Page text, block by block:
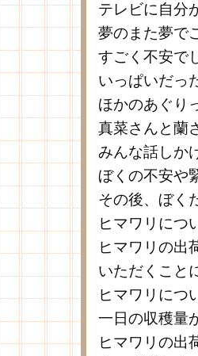
テレビに自分
夢のまた夢で
すごく不安で
いっぱいだっ
ほかのあぐり
真菜さんと蘭
みんな話しか
ぼくの不安や
その後、ぼく
ヒマワリにつ
ヒマワリの出
いただくこと
ヒマワリにつ
一日の収穫量
ヒマワリの出